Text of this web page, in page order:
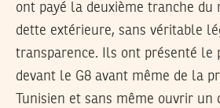
ont payé la deuxième tranche du
dette extérieure, sans véritable
transparence. Ils ont présenté le
devant le G8 avant même de la
Tunisien et sans même ouvrir